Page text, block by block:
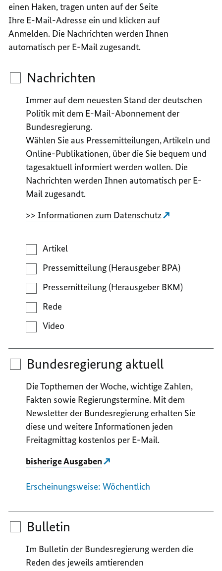
einen Haken, tragen unten auf der Seite
Ihre E-Mail-Adresse ein und klicken auf
Anmelden. Die Nachrichten werden Ihnen
automatisch per E-Mail zugesandt.
BundesregierungNachrichten
Immer auf dem neuesten Stand der deutschen
Politik mit dem E-Mail-Abonnement der
Bundesregierung.
Wählen Sie aus Pressemitteilungen, Artikeln und
Online-Publikationen, über die Sie bequem und
tagesaktuell informiert werden wollen. Die
Nachrichten werden Ihnen automatisch per E-
Mail zugesandt.
>> Informationen zum Datenschutz
Artikel
Pressemitteilung (Herausgeber BPA)
Pressemitteilung (Herausgeber BKM)
Rede
Video
Bundesregierung aktuell
Die Topthemen der Woche, wichtige Zahlen,
Fakten sowie Regierungstermine. Mit dem
Newsletter der Bundesregierung erhalten Sie
diese und weitere Informationen jeden
Freitagmittag kostenlos per E-Mail.
bisherige Ausgaben
Erscheinungsweise: Wöchentlich
Bulletin
Im Bulletin der Bundesregierung werden die
Reden des jeweils amtierenden